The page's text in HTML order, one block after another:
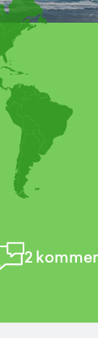
2